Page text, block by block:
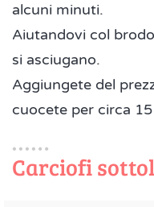
alcuni minuti.
Aiutandovi col
si asciugano.
Aggiungete del
cuocete per circa
Carciofi